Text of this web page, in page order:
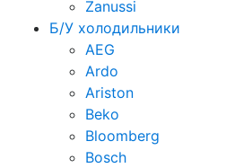
Zanussi
Б/У холодильники
AEG
Ardo
Ariston
Beko
Bloomberg
Bosch